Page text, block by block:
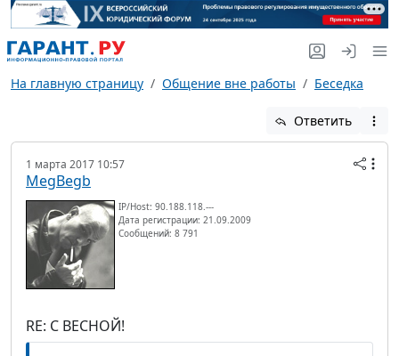
На главную страницу Общение вне работы Беседка
Ответить
1 марта 2017 10:57
MegBegb
IP/Host: 90.188.118.---
Дата регистрации: 21.09.2009
Сообщений: 8 791
RE: С ВЕСНОЙ!